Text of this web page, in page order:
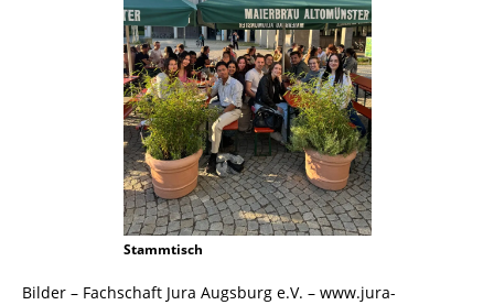
Stammtisch
Bilder – Fachschaft Jura Augsburg e.V. – www.jura-